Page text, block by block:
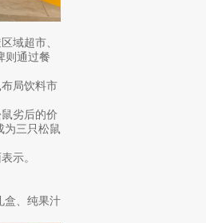
域超市、
则通过餐
局饮料市
劣后的价
为三只松鼠
示。
盒、纯果汁